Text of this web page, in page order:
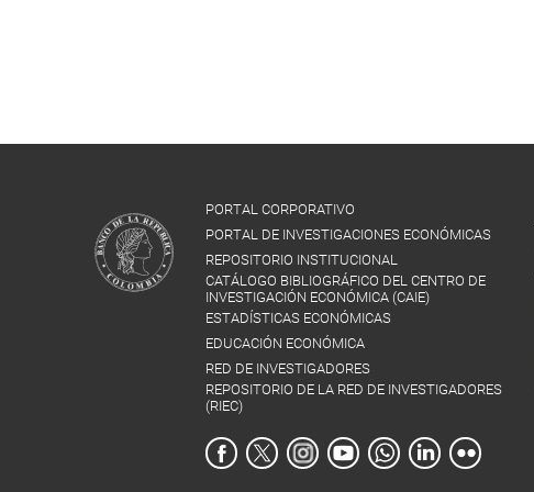
PORTAL CORPORATIVO
PORTAL DE INVESTIGACIONES ECONÓMICAS
REPOSITORIO INSTITUCIONAL
CATÁLOGO BIBLIOGRÁFICO DEL CENTRO DE
INVESTIGACIÓN ECONÓMICA (CAIE)
ESTADÍSTICAS ECONÓMICAS
EDUCACIÓN ECONÓMICA
RED DE INVESTIGADORES
REPOSITORIO DE LA RED DE INVESTIGADORES
(RIEC)